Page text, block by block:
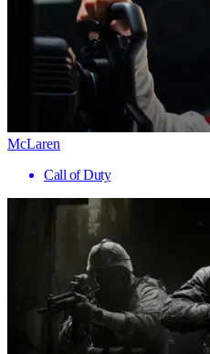
McLaren
Call of Duty